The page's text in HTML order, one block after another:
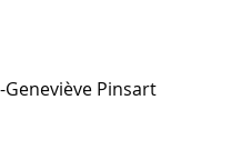
Pinsart